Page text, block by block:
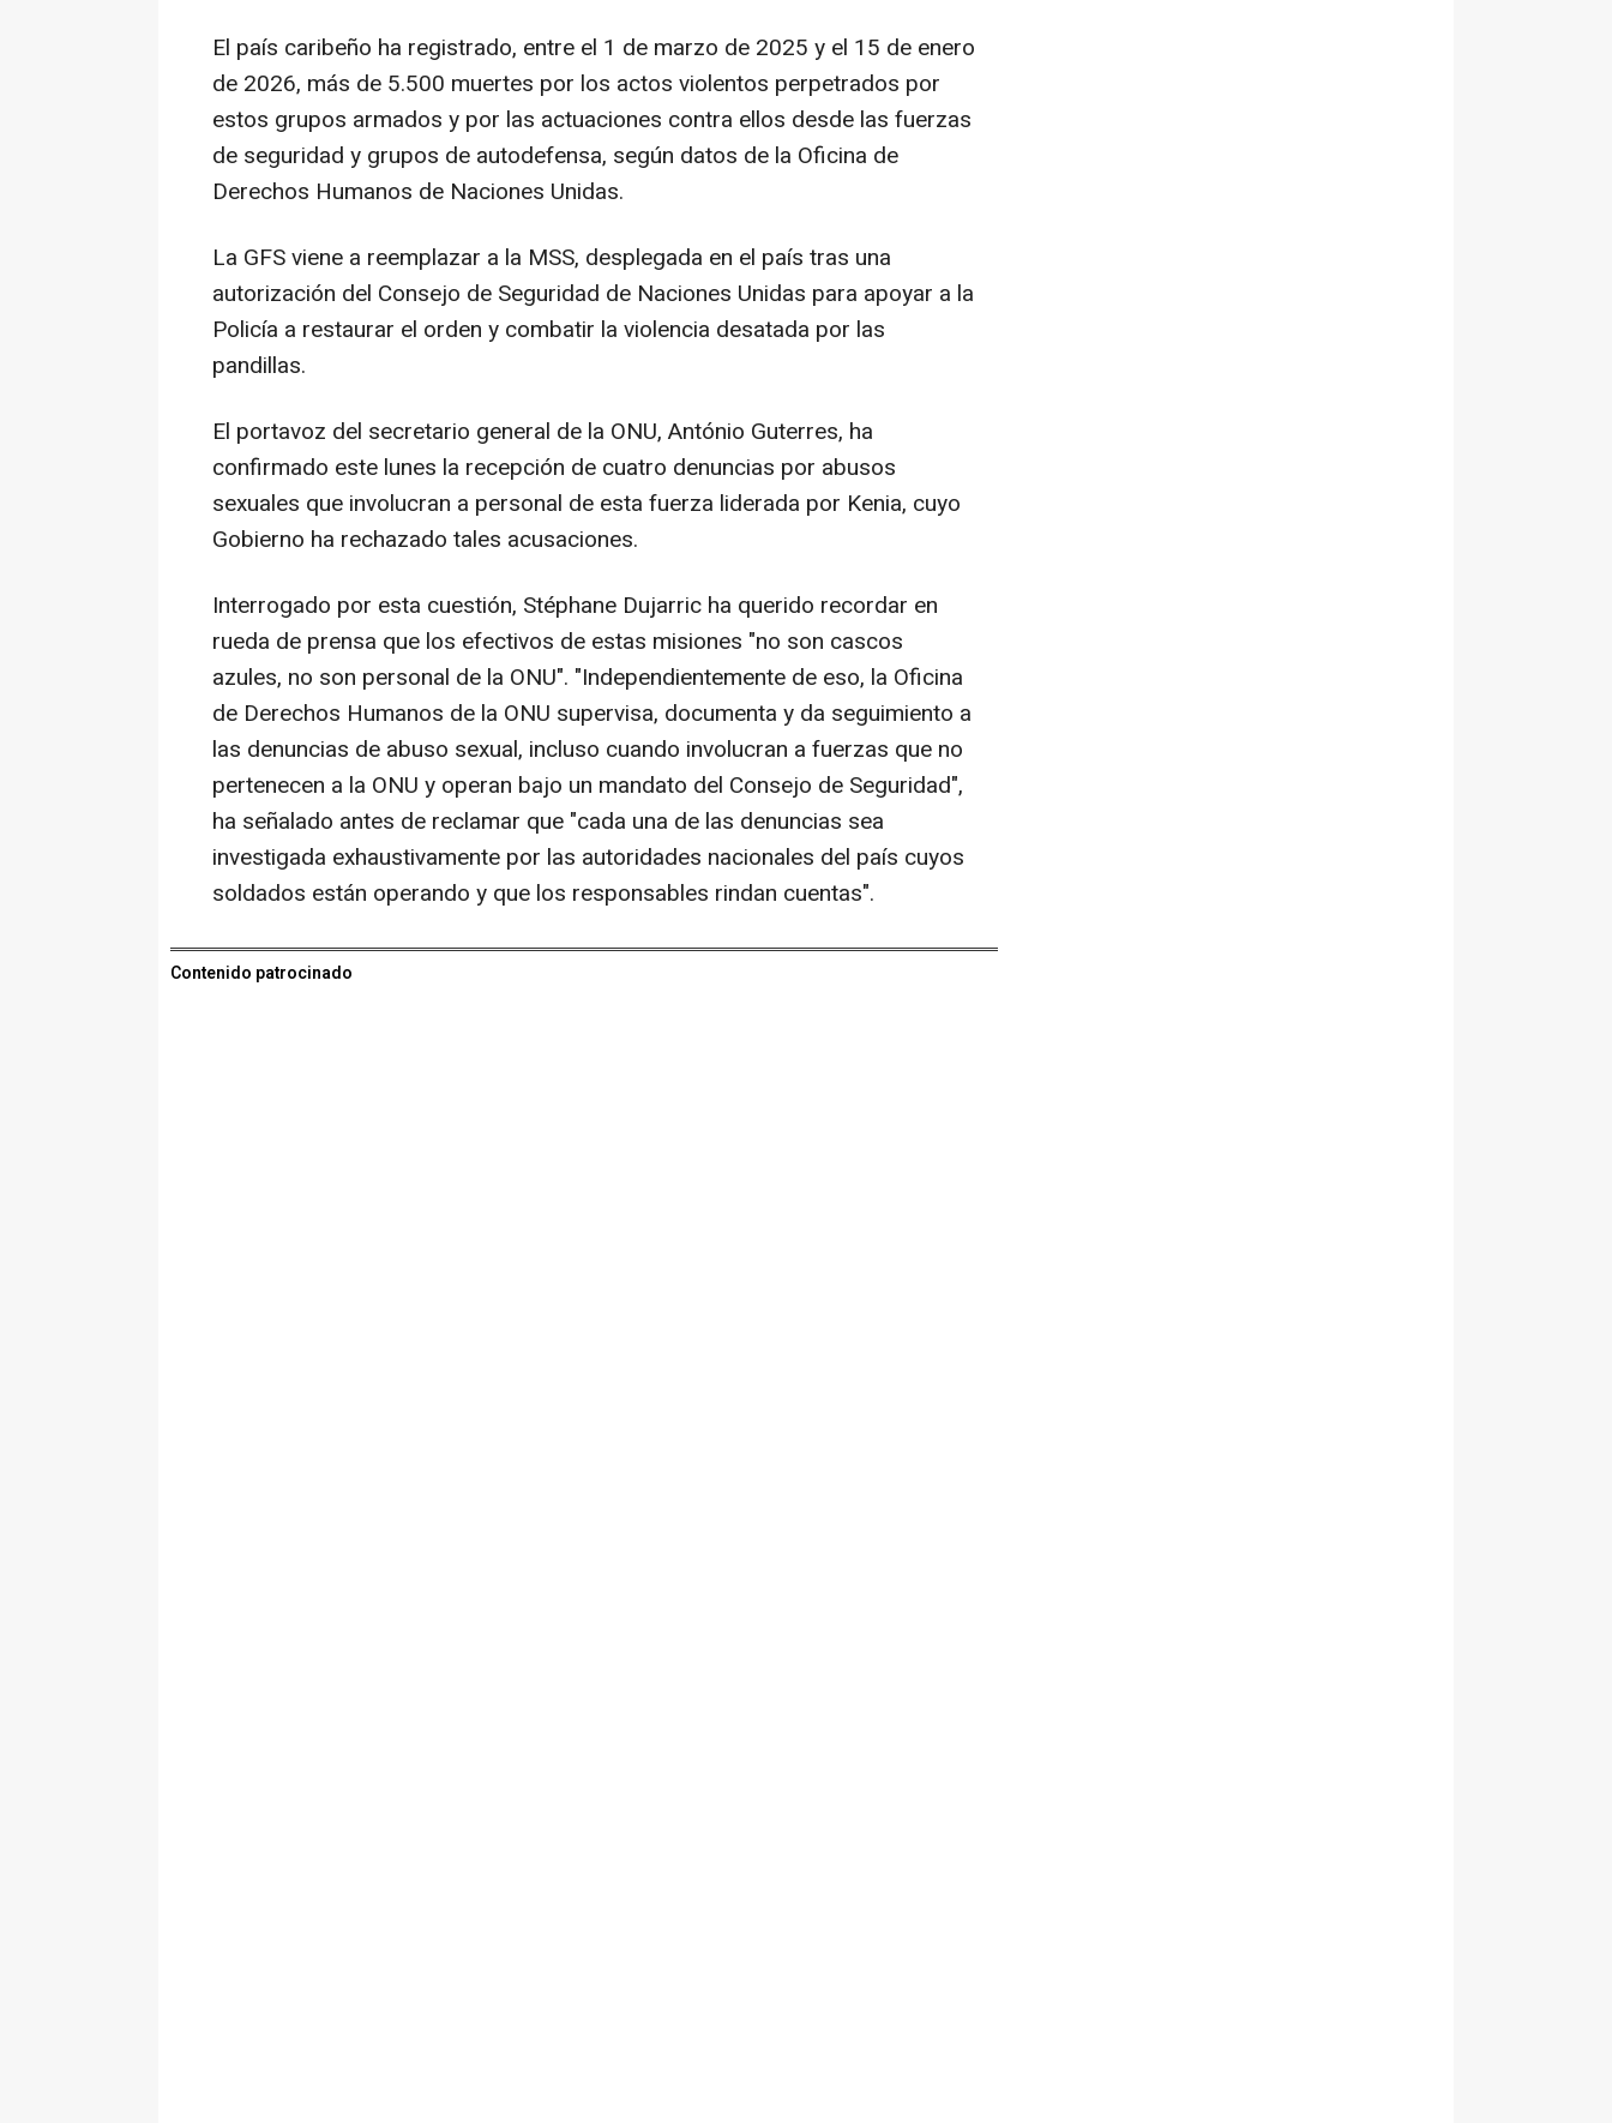
El país caribeño ha registrado, entre el 1 de marzo de 2025 y el 15 de enero
de 2026, más de 5.500 muertes por los actos violentos perpetrados por
estos grupos armados y por las actuaciones contra ellos desde las fuerzas
de seguridad y grupos de autodefensa, según datos de la Oficina de
Derechos Humanos de Naciones Unidas.
La GFS viene a reemplazar a la MSS, desplegada en el país tras una
autorización del Consejo de Seguridad de Naciones Unidas para apoyar a la
Policía a restaurar el orden y combatir la violencia desatada por las
pandillas.
El portavoz del secretario general de la ONU, António Guterres, ha
confirmado este lunes la recepción de cuatro denuncias por abusos
sexuales que involucran a personal de esta fuerza liderada por Kenia, cuyo
Gobierno ha rechazado tales acusaciones.
Interrogado por esta cuestión, Stéphane Dujarric ha querido recordar en
rueda de prensa que los efectivos de estas misiones "no son cascos
azules, no son personal de la ONU". "Independientemente de eso, la Oficina
de Derechos Humanos de la ONU supervisa, documenta y da seguimiento a
las denuncias de abuso sexual, incluso cuando involucran a fuerzas que no
pertenecen a la ONU y operan bajo un mandato del Consejo de Seguridad",
ha señalado antes de reclamar que "cada una de las denuncias sea
investigada exhaustivamente por las autoridades nacionales del país cuyos
soldados están operando y que los responsables rindan cuentas".
Contenido patrocinado